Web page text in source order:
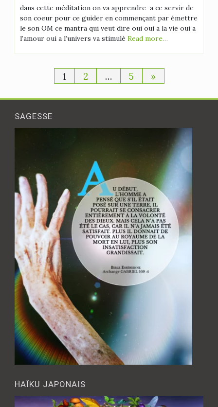
dans cette méditation on va apprendre a ce servir de
son coeur pour ce guider en commençant par émettre
le son OM ce mantra qui veut dire oui oui a la vie oui a
l’amour oui a l’univers va stimulé Read more…
Pagination
des
1 2 … 5 »
SAGESSE
HAÎKU JAPONAIS